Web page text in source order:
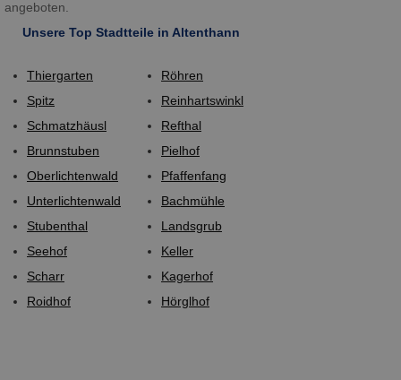
angeboten.
Unsere Top Stadtteile in Altenthann
Thiergarten
Spitz
Schmatzhäusl
Brunnstuben
Oberlichtenwald
Unterlichtenwald
Stubenthal
Seehof
Scharr
Roidhof
Röhren
Reinhartswinkl
Refthal
Pielhof
Pfaffenfang
Bachmühle
Landsgrub
Keller
Kagerhof
Hörglhof